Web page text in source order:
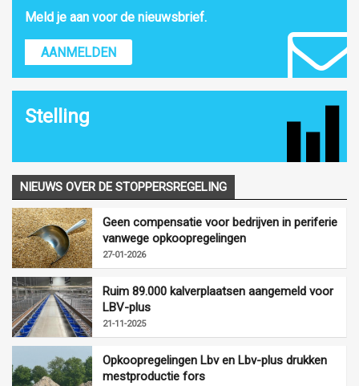
Meld je aan voor de nieuwsbrief.
AANMELDEN
Stelling
NIEUWS OVER DE STOPPERSREGELING
Geen compensatie voor bedrijven in periferie
vanwege opkoopregelingen
27-01-2026
Ruim 89.000 kalverplaatsen aangemeld voor
LBV-plus
21-11-2025
Opkoopregelingen Lbv en Lbv-plus drukken
mestproductie fors